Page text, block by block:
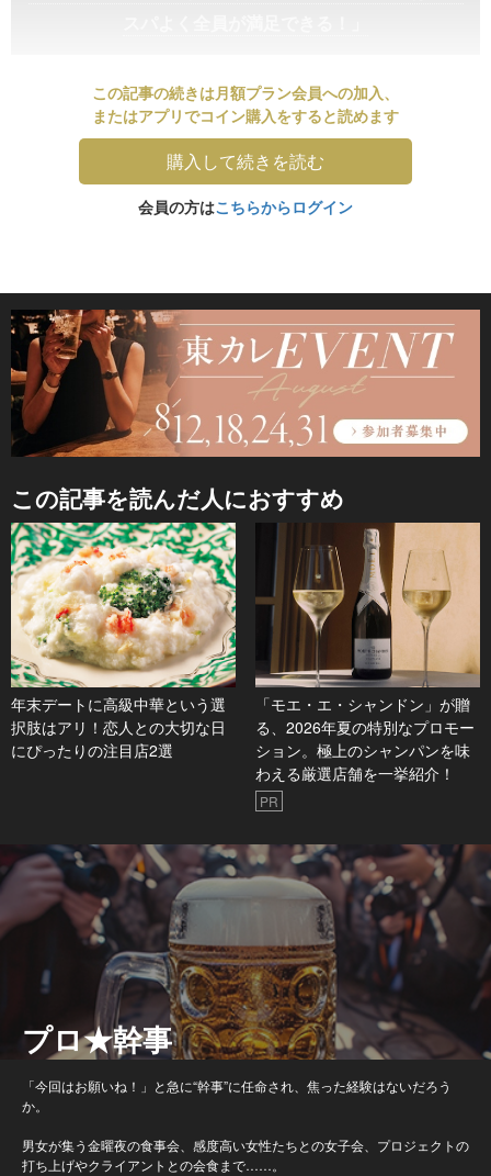
この記事の続きは月額プラン会員への加入、
またはアプリでコイン購入をすると読めます
購入して続きを読む
会員の方はこちらからログイン
この記事を読んだ人におすすめ
年末デートに高級中華という選
択肢はアリ！恋人との大切な日
にぴったりの注目店2選
「モエ・エ・シャンドン」が贈
る、2026年夏の特別なプロモー
ション。極上のシャンパンを味
わえる厳選店舗を一挙紹介！
PR
プロ★幹事
「今回はお願いね！」と急に“幹事”に任命され、焦った経験はないだろう
か。
男女が集う金曜夜の食事会、感度高い女性たちとの女子会、プロジェクトの
打ち上げやクライアントとの会食まで……。